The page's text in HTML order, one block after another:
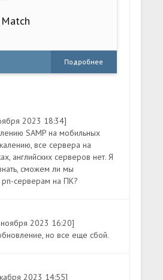
Подробнее
2023 18:34]
SAMP на мобильных
все сервера на
английских серверов нет. Я
сможем ли мы
рп-серверам на ПК?
2023 16:20]
но все еще сбой.
2023 14:55]